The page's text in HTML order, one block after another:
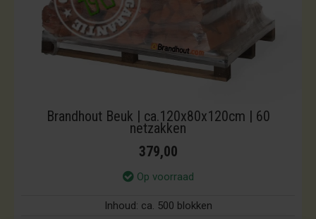
Brandhout Beuk | ca.120x80x120cm | 60
netzakken
379,00
Op voorraad
Inhoud: ca. 500 blokken